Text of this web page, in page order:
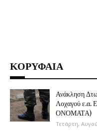
ΚΟΡΥΦΑΙΑ
Ανάκληση
Λοχαγού
ΟΝΟΜΑΤΑ)
Τετάρτη,